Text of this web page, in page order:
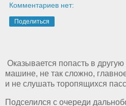
Комментариев нет:
Поделиться
Оказывается попасть в
машине, не так сложно,
и не слушать торопящихся
Подселился с очереди